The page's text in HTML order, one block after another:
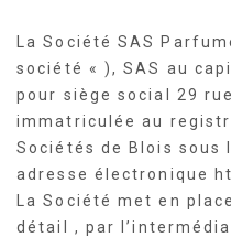
La Société SAS
société « ), SAS au
pour siège social 29
immatriculée au
Sociétés de Blois sous
adresse électronique
La Société met en
détail , par